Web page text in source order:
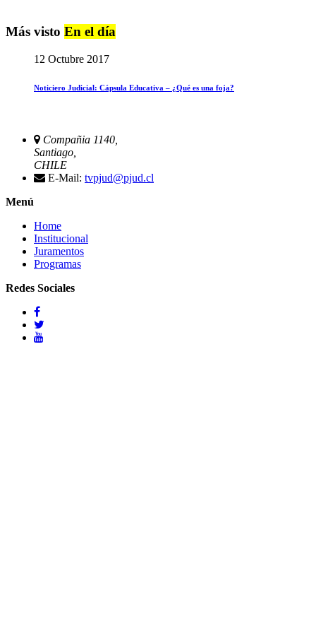
Más visto En el día
12 Octubre 2017
Noticiero Judicial: Cápsula Educativa – ¿Qué es una foja?
Compañia 1140,
Santiago,
CHILE
E-Mail: tvpjud@pjud.cl
Menú
Home
Institucional
Juramentos
Programas
Redes Sociales